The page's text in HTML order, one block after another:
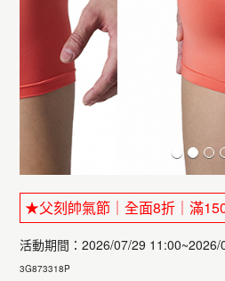
★父刻帥氣節｜全面8折｜滿
活動期間：2026/07/29 11:00~2026/
3G873318P